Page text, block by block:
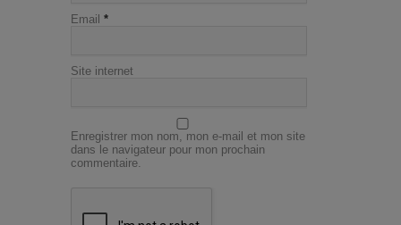
Email *
Site internet
Enregistrer mon nom, mon e-mail et mon site
dans le navigateur pour mon prochain
commentaire.